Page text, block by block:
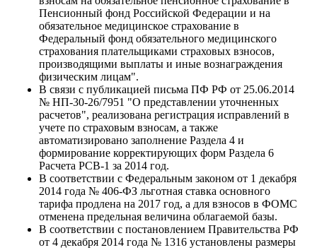
Пенсионный фонд Российской Федерации и на
обязательное медицинское страхование в
Федеральный фонд обязательного медицинского
страхования плательщиками страховых взносов,
производящими выплаты и иные вознаграждения
физическим лицам".
В связи с публикацией письма ПФ РФ от 25.06.2014
№ НП-30-26/7951 "О представлении уточненных
расчетов", реализована регистрация исправлений в
учете по страховым взносам, а также
автоматизировано заполнение Раздела 4 и
формирование корректирующих форм Раздела 6
Расчета РСВ-1 за 2014 год.
В соответствии с Федеральным законом от 1 декабря
2014 года № 406-ФЗ льготная ставка основного
тарифа продлена на 2017 год, а для взносов в ФОМС
отменена предельная величина облагаемой базы.
В соответствии с постановлением Правительства РФ
от 4 декабря 2014 года № 1316 установлены размеры